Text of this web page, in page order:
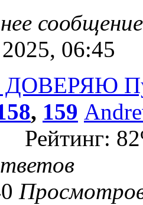
06:45
ДОВЕРЯЮ
, 159
Рейтинг: